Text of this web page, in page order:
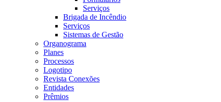
Serviços
Brigada de Incêndio
Serviços
Sistemas de Gestão
Organograma
Planes
Processos
Logotipo
Revista Conexões
Entidades
Prêmios